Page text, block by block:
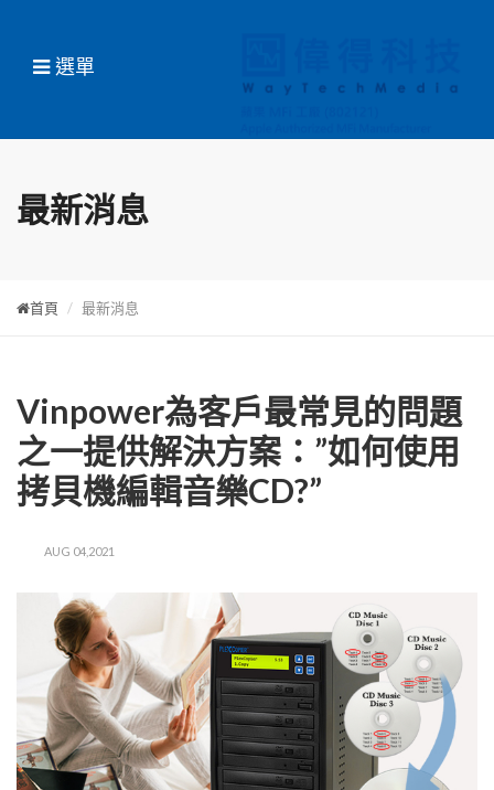
選單
最新消息
首頁 最新消息
Vinpower為客戶最常見的問題
之一提供解決方案：”如何使用
拷貝機編輯音樂CD?”
AUG 04,2021